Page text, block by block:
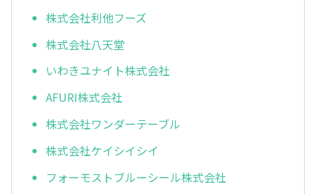
株式会社利他フーズ
株式会社八天堂
いわきユナイト株式会社
AFURI株式会社
株式会社ワンダーテーブル
株式会社ケイシイシイ
フォーモストブルーシール株式会社